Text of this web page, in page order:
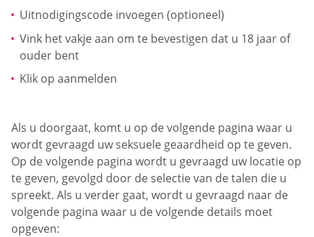
Uitnodigingscode invoegen (optioneel)
Vink het vakje aan om te bevestigen dat u 18 jaar of
ouder bent
Klik op aanmelden
Als u doorgaat, komt u op de volgende pagina waar u
wordt gevraagd uw seksuele geaardheid op te geven.
Op de volgende pagina wordt u gevraagd uw locatie op
te geven, gevolgd door de selectie van de talen die u
spreekt. Als u verder gaat, wordt u gevraagd naar de
volgende pagina waar u de volgende details moet
opgeven: